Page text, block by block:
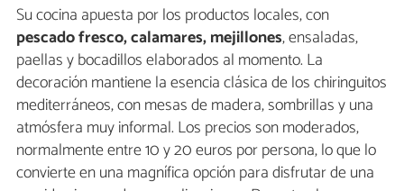
Su cocina apuesta por los productos locales, con
pescado fresco, calamares, mejillones, ensaladas,
paellas y bocadillos elaborados al momento. La
decoración mantiene la esencia clásica de los chiringuitos
mediterráneos, con mesas de madera, sombrillas y una
atmósfera muy informal. Los precios son moderados,
normalmente entre 10 y 20 euros por persona, lo que lo
convierte en una magnífica opción para disfrutar de una